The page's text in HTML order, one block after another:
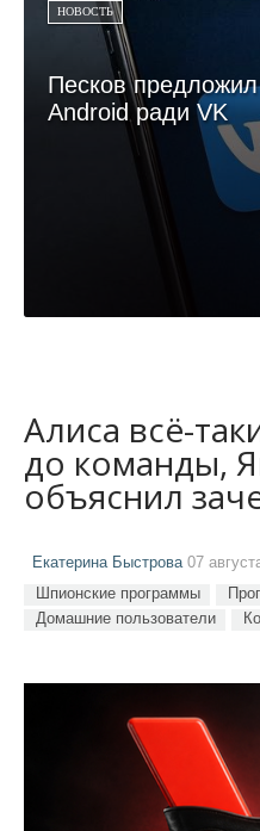
НОВОСТЬ
Песков
Android ради VK
Алиса всё-
до команды,
объяснил
Екатерина Быстрова07
Шпионские программы
Домашние пользователи